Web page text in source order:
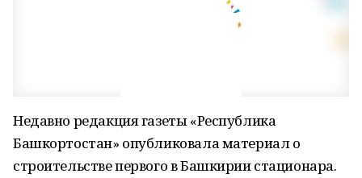
Недавно редакция газеты «Республика
Башкортостан» опубликовала материал о
строительстве первого в Башкирии стационара.